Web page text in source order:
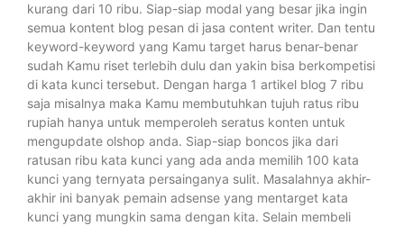
kurang dari 10 ribu. Siap-siap modal yang besar jika ingin
semua kontent blog pesan di jasa content writer. Dan tentu
keyword-keyword yang Kamu target harus benar-benar
sudah Kamu riset terlebih dulu dan yakin bisa berkompetisi
di kata kunci tersebut. Dengan harga 1 artikel blog 7 ribu
saja misalnya maka Kamu membutuhkan tujuh ratus ribu
rupiah hanya untuk memperoleh seratus konten untuk
mengupdate olshop anda. Siap-siap boncos jika dari
ratusan ribu kata kunci yang ada anda memilih 100 kata
kunci yang ternyata persainganya sulit. Masalahnya akhir-
akhir ini banyak pemain adsense yang mentarget kata
kunci yang mungkin sama dengan kita. Selain membeli